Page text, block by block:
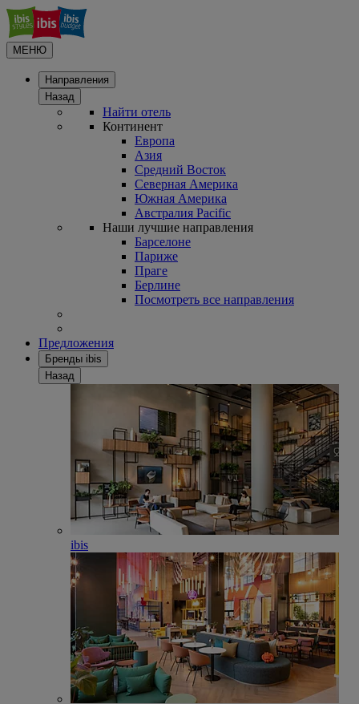
МЕНЮ
Направления
Назад
Найти отель
Континент
Европа
Азия
Средний Восток
Северная Америка
Южная Америка
Австралия Pacific
Наши лучшие направления
Барселоне
Париже
Праге
Берлине
Посмотреть все направления
Предложения
Бренды ibis
Назад
ibis